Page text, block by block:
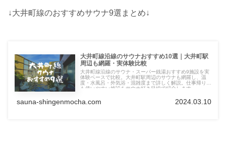
↓大井町線のおすすめサウナ9選まとめ↓
大井町線沿線のサウナおすすめ10選｜大井町駅
周辺も網羅・実体験比較
大井町線沿線のサウナ・スーパー銭湯おすすめ9施設を実
体験ベースで比較。大井町駅周辺のサウナも網羅し、温
度・水風呂・外気浴・混雑度まで詳しく解説。仕事帰りに
も使いやすい施設をサウナ好き目線で紹介します。
sauna-shingenmocha.com 2024.03.10